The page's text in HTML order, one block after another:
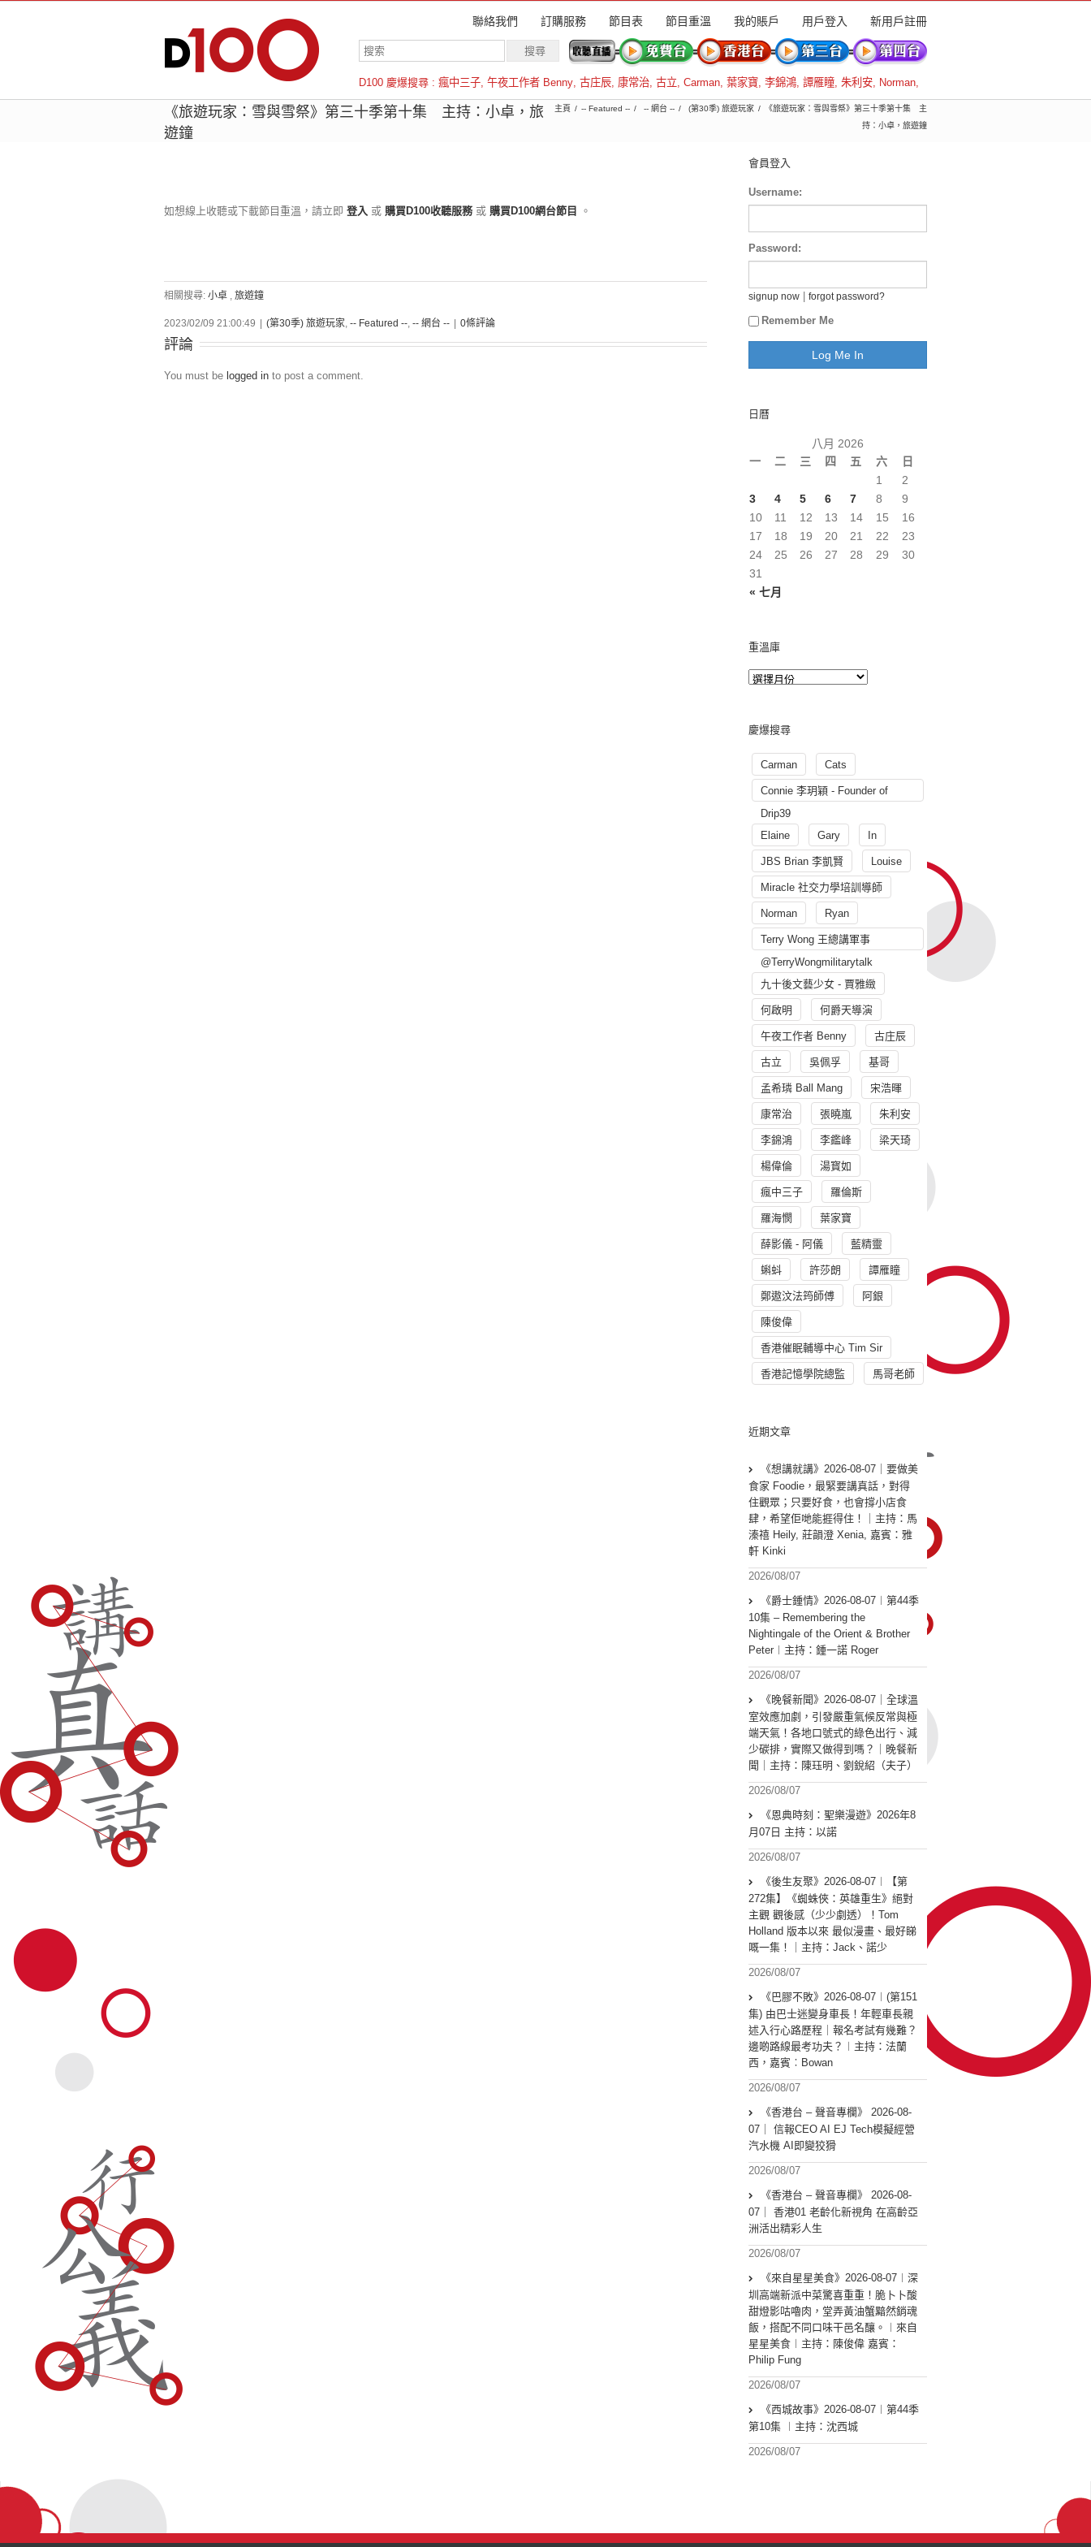
聯絡我們 訂購服務 節目表 節目重溫 我的賬戶 用戶登入 新用戶註冊
D100 慶爆搜尋 : 瘋中三子, 午夜工作者 Benny, 古庄辰, 康常治, 古立, Carman, 葉家寶, 李錦鴻, 譚雁瞳, 朱利安, Norman,
羅倫斯
《旅遊玩家：雪與雪祭》第三十季第十集 主持：小卓，旅
遊鐘
主頁 -- Featured -- -- 網台 -- (第30季) 旅遊玩家
《旅遊玩家：雪與雪祭》第三十季第十集 主
持：小卓，旅遊鐘
如想線上收聽或下載節目重溫，請立即 登入 或 購買D100收聽服務 或 購買D100網台節目 。
相關搜尋: 小卓 , 旅遊鐘
2023/02/09 21:00:49 (第30季) 旅遊玩家, -- Featured --, -- 網台 -- 0條評論
評論
You must be logged in to post a comment.
會員登入
Username:
Password:
signup now forgot password?
Remember Me
日曆
八月 2026
一
二 三 四 五 六 日
« 七月
1
2
3
4 5 6 7 8
9
10
11 12 13 14 15
16
17
18 19 20 21 22
23
24
25 26 27 28 29
30
31
重溫庫
慶爆搜尋
Carman Cats
Connie 李玥穎 - Founder of
Drip39
Elaine
Gary In
JBS Brian 李凱賢 Louise
Miracle 社交力學培訓導師
Norman Ryan
Terry Wong 王總講軍事
@TerryWongmilitarytalk
九十後文藝少女 - 賈雅緻
何啟明 何爵天導演
午夜工作者 Benny 古庄辰
古立 吳佩孚 基哥
孟希璘 Ball Mang 宋浩暉
康常治 張曉嵐 朱利安
李錦鴻 李鑑峰 梁天琦
楊偉倫 湯寳如
瘋中三子 羅倫斯
羅海憫 葉家寶
薛影儀 - 阿儀 藍精靈
蝌蚪 許莎朗 譚雁瞳
鄭遨汶法筠師傅 阿銀
陳俊偉
香港催眠輔導中心 Tim Sir
香港記憶學院總監 馬哥老師
近期文章
《想講就講》2026-08-07｜要做美
食家 Foodie，最緊要講真話，對得
住觀眾；只要好食，也會撐小店食
肆，希望佢哋能捱得住！｜主持：馬
溱禧 Heily, 莊韻澄 Xenia, 嘉賓：雅
軒 Kinki
2026/08/07
《爵士鍾情》2026-08-07︱第44季
10集 – Remembering the
Nightingale of the Orient & Brother
Peter︱主持：鍾一諾 Roger
2026/08/07
《晚餐新聞》2026-08-07｜全球溫
室效應加劇，引發嚴重氣候反常與極
端天氣！各地口號式的綠色出行、減
少碳排，實際又做得到嗎？｜晚餐新
聞｜主持：陳珏明、劉銳紹（夫子）
2026/08/07
《恩典時刻：聖樂漫遊》2026年8
月07日 主持：以諾
2026/08/07
《後生友聚》2026-08-07︱【第
272集】《蜘蛛俠：英雄重生》絕對
主觀 觀後感（少少劇透）！Tom
Holland 版本以來 最似漫畫、最好睇
嘅一集！｜主持：Jack、諾少
2026/08/07
《巴膠不敗》2026-08-07︱(第151
集) 由巴士迷變身車長！年輕車長親
述入行心路歷程｜報名考試有幾難？
邊啲路線最考功夫？︱主持：法蘭
西，嘉賓︰Bowan
2026/08/07
《香港台 – 聲音專欄》 2026-08-
07｜ 信報CEO AI EJ Tech模擬經營
汽水機 AI即變狡猾
2026/08/07
《香港台 – 聲音專欄》 2026-08-
07｜ 香港01 老齡化新視角 在高齡亞
洲活出精彩人生
2026/08/07
《來自星星美食》2026-08-07︱深
圳高端新派中菜驚喜重重！脆卜卜酸
甜燈影咕嚕肉，堂弄黃油蟹黯然銷魂
飯，搭配不同口味干邑名釀。︱來自
星星美食︱主持：陳俊偉 嘉賓：
Philip Fung
2026/08/07
《西城故事》2026-08-07︱第44季
第10集 ︱主持：沈西城
2026/08/07